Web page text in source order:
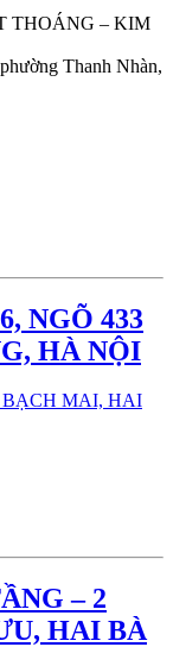
THOÁNG – KIM
Thanh Nhàn,
NGÕ 433
HÀ NỘI
– 2
HAI BÀ